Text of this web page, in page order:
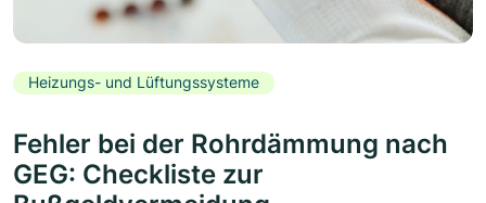
Heizungs- und Lüftungssysteme
Fehler bei der Rohrdämmung nach
GEG: Checkliste zur